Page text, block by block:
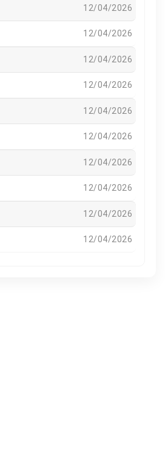
12/04/2026
12/04/2026
12/04/2026
12/04/2026
12/04/2026
12/04/2026
12/04/2026
12/04/2026
12/04/2026
12/04/2026